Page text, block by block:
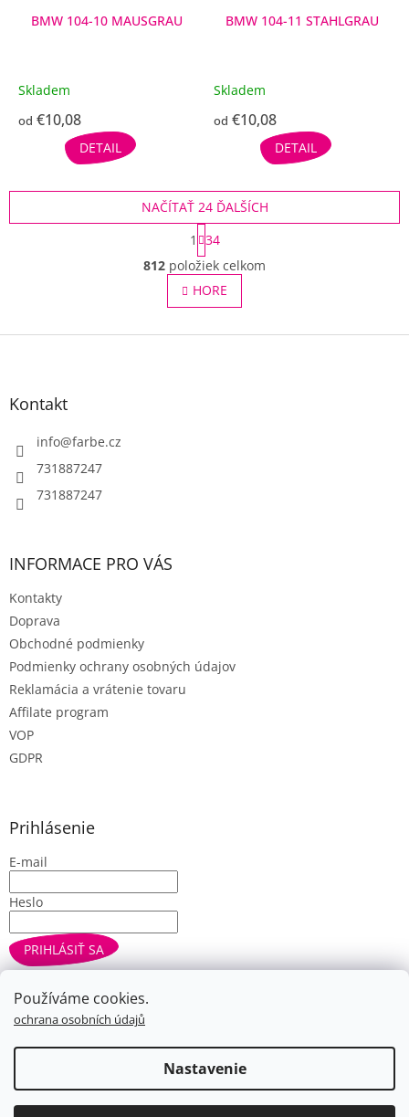
Používáme cookies.
ochrana osobních údajů
Nastavenie
BMW 104-10 MAUSGRAU
Skladem
od €10,08
DETAIL
BMW 104-11 STAHLGRAU
Skladem
od €10,08
DETAIL
O
v
l
á
a
NAČÍTAŤ 24 ĎALŠÍCH
S
t
r
á
n
k
v
1
34
812 položiek celkom
HORE
Z
Kontakt
info@farbe.cz
731887247
731887247
INFORMACE PRO VÁS
Kontakty
Doprava
Obchodné podmienky
Podmienky ochrany osobných údajov
Reklamácia a vrátenie tovaru
Affilate program
VOP
GDPR
Prihlásenie
E-mail
Heslo
PRIHLÁSIŤ SA
Nová registráciaZabudnuté heslo
Copyright 2026Farbe.cz. Všetky práva vyhradené.Upraviť